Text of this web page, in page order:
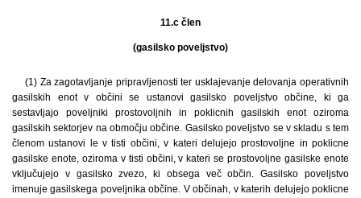
11.c člen
(gasilsko poveljstvo)
(1) Za zagotavljanje pripravljenosti ter usklajevanje delovanja operativnih
gasilskih enot v občini se ustanovi gasilsko poveljstvo občine, ki ga
sestavljajo poveljniki prostovoljnih in poklicnih gasilskih enot oziroma
gasilskih sektorjev na območju občine. Gasilsko poveljstvo se v skladu s tem
členom ustanovi le v tisti občini, v kateri delujejo prostovoljne in poklicne
gasilske enote, oziroma v tisti občini, v kateri se prostovoljne gasilske enote
vključujejo v gasilsko zvezo, ki obsega več občin. Gasilsko poveljstvo
imenuje gasilskega poveljnika občine. V občinah, v katerih delujejo poklicne